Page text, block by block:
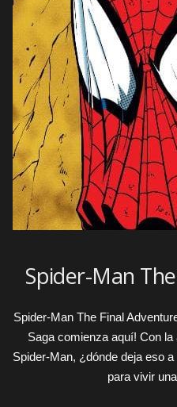
Spider-Man
Spider-Man The Final
Saga comienza aquí! Con
Spider-Man, ¿dónde deja eso
para vivir